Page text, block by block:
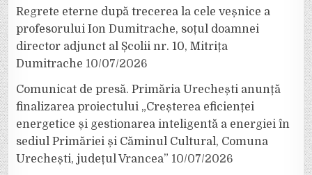
Regrete eterne după trecerea la cele veșnice a
profesorului Ion Dumitrache, soțul doamnei
director adjunct al Școlii nr. 10, Mitrița
Dumitrache 10/07/2026
Comunicat de presă. Primăria Urechești anunță
finalizarea proiectului „Creșterea eficienței
energetice și gestionarea inteligentă a energiei în
sediul Primăriei și Căminul Cultural, Comuna
Urechești, județul Vrancea” 10/07/2026